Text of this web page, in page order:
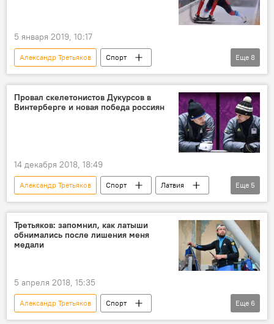
5 января 2019, 10:17
Александр Третьяков
Спорт
Новости Латвии
Новости России
Кубок мира по скелетону
Мартинс Дукурс
Томас Дукурс
Еще 8
Провал скелетонистов Дукурсов в
Винтерберге и новая победа россиян
14 декабря 2018, 18:49
Александр Третьяков Спорт
Латвия
Мартинс Дукурс
Томас Дукурс
Никита Трегубов
Россия
Винтерберг
Еще 5
Третьяков: запомнил, как латыши
обнимались после лишения меня
медали
5 апреля 2018, 15:35
Александр Третьяков
Спорт
Зимние Олимпийские игры в южнокорейском Пхенчхане
Еще 6